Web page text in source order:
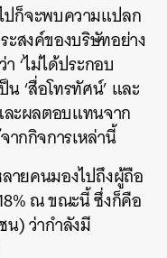
ก็จะพบความแปลก
ะสงค์ของบริษัทอย่าง
‘ไม่ได้ประกอบ
‘สื่อโทรทัศน์’ และ
ละผลตอบแทนจาก
ากกิจการเหล่านี้
ายคนมองไปถึงผู้ถือ
ณ ขณะนี้ ซึ่งก็คือ
) ว่ากำลังมี